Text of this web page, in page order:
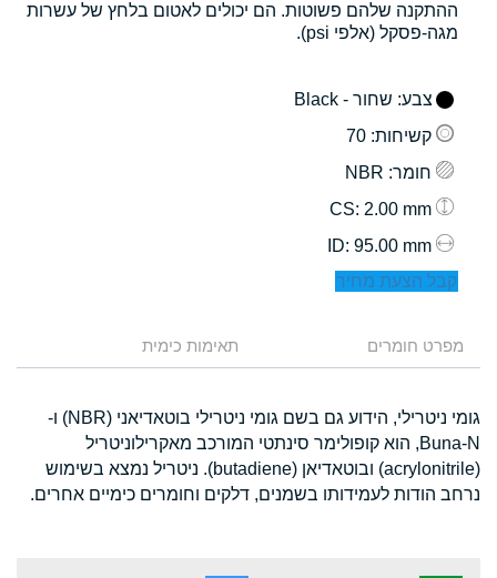
ההתקנה שלהם פשוטות. הם יכולים לאטום בלחץ של עשרות
מגה-פסקל (אלפי psi).
צבע: שחור - Black
קשיחות: 70
חומר: NBR
: 2.00 mm
: 95.00 mm
קבל הצעת מחיר
מפרט חומרים תאימות כימית
גומי ניטרילי, הידוע גם בשם גומי ניטרילי בוטאדיאני (NBR) ו-
Buna-N, הוא קופולימר סינתטי המורכב מאקרילוניטריל
(acrylonitrile) ובוטאדיאן (butadiene). ניטריל נמצא בשימוש
נרחב הודות לעמידותו בשמנים, דלקים וחומרים כימיים אחרים.